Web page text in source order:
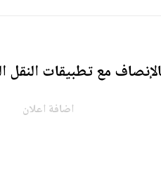
مع تطبيقات النقل
اضافة اعلان